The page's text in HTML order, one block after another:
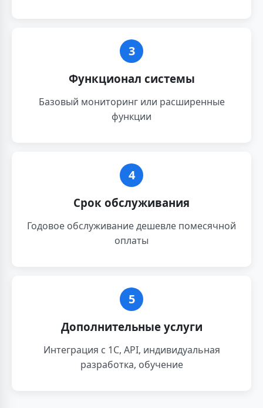
3
Функционал системы
Базовый мониторинг или расширенные
функции
4
Срок обслуживания
Годовое обслуживание дешевле помесячной
оплаты
5
Дополнительные услуги
Интеграция с 1С, API, индивидуальная
разработка, обучение